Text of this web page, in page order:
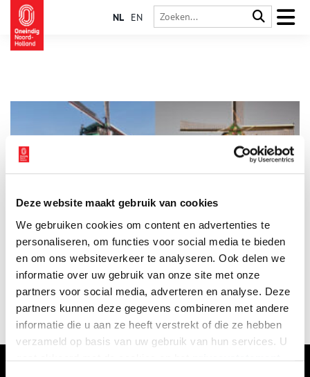
Deze website maakt gebruik van cookies
We gebruiken cookies om content en advertenties te
personaliseren, om functies voor social media te bieden
en om ons websiteverkeer te analyseren. Ook delen we
informatie over uw gebruik van onze site met onze
partners voor social media, adverteren en analyse. Deze
partners kunnen deze gegevens combineren met andere
informatie die u aan ze heeft verstrekt of die ze hebben
verzameld op basis van uw gebruik van hun services. U
NL EN
Op 20 en 21 september barst het feest los bij papiermolen De
Schoolmeester en papier- en slijpmolen De Jonge Dirk, ter ere
van het 100-jarig jubileum van vereniging De Zaansche Molen.
Bovendien bestaat De Schoolmeester dit jaar maar liefst 333
jaar – reden genoeg voor een driedubbel feest!
2 min